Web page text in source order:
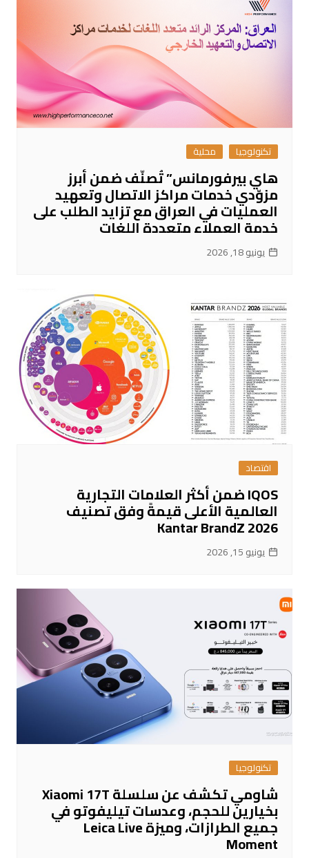
تكنولوجيا محلية
هاي بيرفورمانس” تُصنّف ضمن أبرز
مزوّدي خدمات مراكز الاتصال وتعهيد
العمليات في العراق مع تزايد الطلب على
خدمة العملاء متعددة اللغات
يونيو 18, 2026
اقتصاد
IQOS ضمن أكثر العلامات التجارية
العالمية الأعلى قيمةً وفق تصنيف
Kantar BrandZ 2026
يونيو 15, 2026
تكنولوجيا
شاومي تكشف عن سلسلة Xiaomi 17T
بخيارين للحجم، وعدسات تيليفوتو في
جميع الطرازات، وميزة Leica Live
Moment